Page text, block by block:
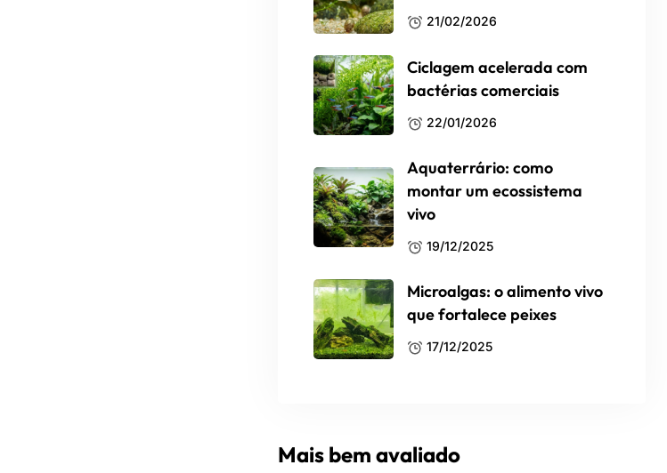
21/02/2026
Ciclagem acelerada com
bactérias comerciais
22/01/2026
Aquaterrário: como
montar um ecossistema
vivo
19/12/2025
Microalgas: o alimento vivo
que fortalece peixes
17/12/2025
Mais bem avaliado